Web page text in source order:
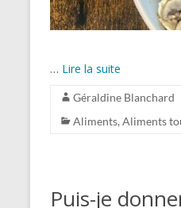
… Lire la suite
Géraldine Blanchard
Aliments, Aliments
Puis-je